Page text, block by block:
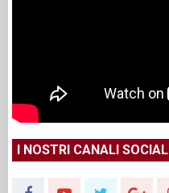
I NOSTRI CANALI SOCIAL